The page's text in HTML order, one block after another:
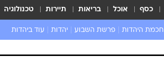
כסף אוכל בריאות תיירות טכנולוגיה
חכמת היהדות פרשת השבוע יהדות עוד ביהדות